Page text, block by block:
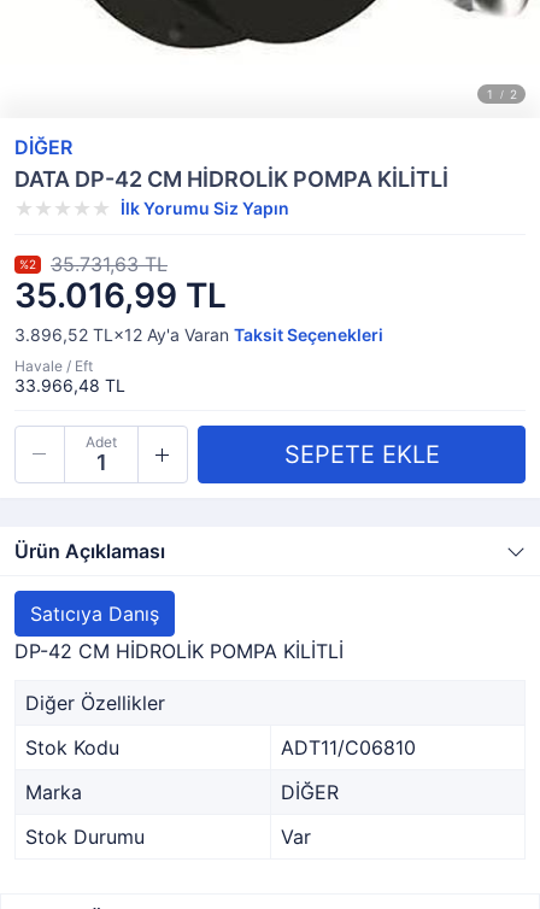
DİĞER
DATA DP-42 CM HİDROLİK POMPA KİLİTLİ
İlk Yorumu Siz Yapın
35.016,99 TL
%2 35.731,63 TL
3.896,52 TL×12 Ay'a Varan Taksit Seçenekleri
Havale / Eft
33.966,48 TL
Adet
Ürün Açıklaması
Satıcıya Danış
DP-42 CM HİDROLİK POMPA KİLİTLİ
Diğer Özellikler
Stok Kodu
ADT11/C06810
Marka
DİĞER
Stok Durumu
Var